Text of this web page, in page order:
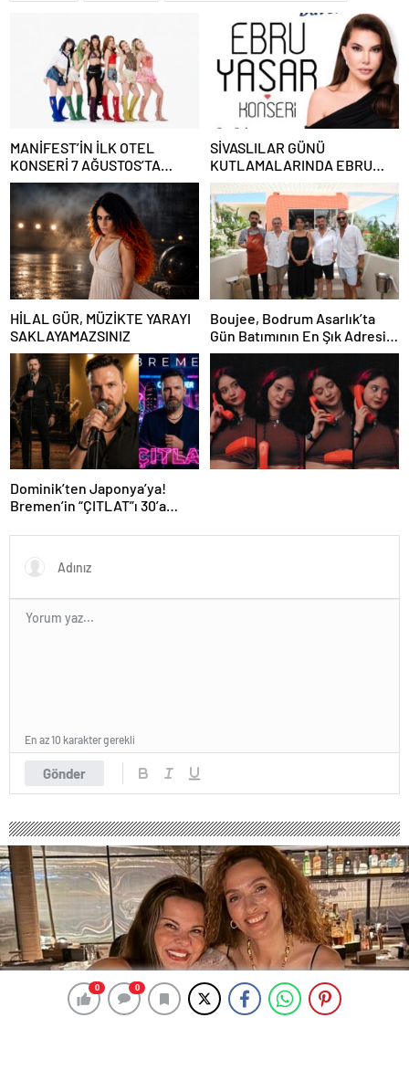
0 0
MANİFEST’İN İLK OTEL
KONSERİ 7 AĞUSTOS’TA
ANTALYA’DA
SİVASLILAR GÜNÜ
KUTLAMALARINDA EBRU
YAŞAR RÜZGARI ESECEK!
HİLAL GÜR, MÜZİKTE YARAYI
SAKLAYAMAZSINIZ
Boujee, Bodrum Asarlık’ta
Gün Batımının En Şık Adresi
Oldu
Dominik’ten Japonya’ya!
Bremen’in “ÇITLAT”ı 30’a
Gönder
En az 10 karakter gerekli
0 0